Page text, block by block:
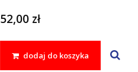
2004, Skoda OCTAVIA I 1996 - 2010,
Volkswagen BORA 1998 - 2005, GOLF IV
52,00 zł
dodaj do koszyka